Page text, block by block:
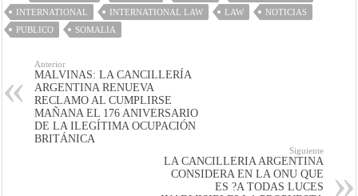
INTERNATIONAL INTERNATIONAL LAW LAW
NOTICIAS
PUBLICO
SOMALIA
Anterior
MALVINAS: LA CANCILLERÍA
ARGENTINA RENUEVA
RECLAMO AL CUMPLIRSE
MAÑANA EL 176 ANIVERSARIO
DE LA ILEGÍTIMA OCUPACIÓN
BRITÁNICA
Siguiente
LA CANCILLERIA ARGENTINA
CONSIDERA EN LA ONU QUE
ES ?A TODAS LUCES